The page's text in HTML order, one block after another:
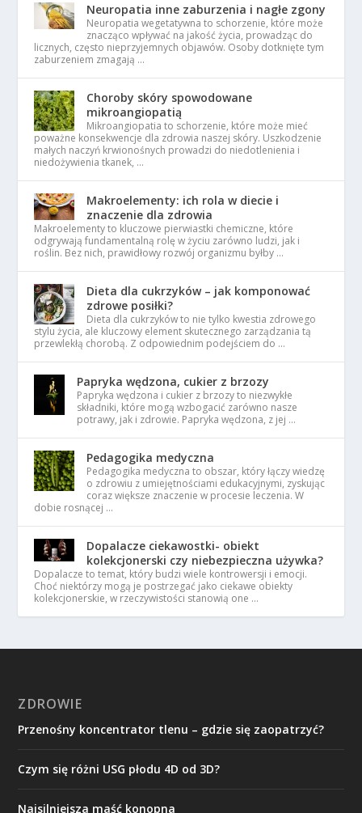
Neuropatia inne zaburzenia i nagłe zgony
Neuropatia wegetatywna to schorzenie, które może
znacząco wpływać na jakość życia, prowadząc do
licznych, często nieprzyjemnych objawów. Osoby dotknięte tym
zaburzeniem zmagają …
Choroby skóry spowodowane
mikroangiopatią
Mikroangiopatia to schorzenie, które może mieć
poważne konsekwencje dla zdrowia naszej skóry. Uszkodzenie
małych naczyń krwionośnych prowadzi do niedotlenienia i
niedożywienia tkanek, …
Makroelementy: ich rola w diecie i
znaczenie dla zdrowia
Makroelementy to kluczowe pierwiastki chemiczne, które
odgrywają fundamentalną rolę w życiu zarówno ludzi, jak i
roślin. Bez nich, prawidłowy rozwój organizmu byłby …
Dieta dla cukrzyków – jak komponować
zdrowe posiłki?
Dieta dla cukrzyków to nie tylko kwestia zdrowego
stylu życia, ale kluczowy element skutecznego zarządzania tą
przewlekłą chorobą. Z odpowiednim podejściem do …
Papryka wędzona, cukier z brzozy
Papryka wędzona i cukier z brzozy to niezwykłe
składniki, które mogą wzbogacić zarówno nasze
potrawy, jak i zdrowie. Papryka wędzona, z jej …
Pedagogika medyczna
Pedagogika medyczna to obszar, który łączy wiedzę
o zdrowiu z umiejętnościami edukacyjnymi, zyskując
coraz większe znaczenie w procesie leczenia. W
dobie rosnącej …
Dopalacze ciekawostki- obiekt
kolekcjonerski czy niebezpieczna używka?
Dopalacze to temat, który budzi wiele kontrowersji i emocji.
Choć niektórzy mogą je postrzegać jako ciekawe obiekty
kolekcjonerskie, w rzeczywistości stanowią one …
ZDROWIE
Przenośny koncentrator tlenu – gdzie się zaopatrzyć?
Czym się różni USG płodu 4D od 3D?
Najsilniejsza maść konopna